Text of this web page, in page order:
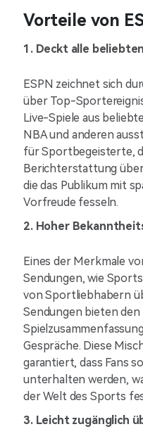
Vorteile von
1. Deckt alle
ESPN zeichnet sich
über Top-
Live-Spiele aus
NBA und anderen
für Sportbegeisterte,
Berichterstattung
die das Publikum mit
Vorfreude fesseln.
2. Hoher
Eines der Merkmale
Sendungen, wie
von Sportliebhabern
Sendungen bieten den
Gespräche. Diese
garantiert, dass Fans
unterhalten werden,
der Welt des Sports
3. Leicht zugänglich